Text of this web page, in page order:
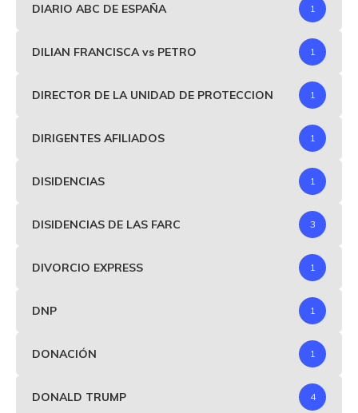
DIARIO ABC DE ESPAÑA 1
DILIAN FRANCISCA vs PETRO 1
DIRECTOR DE LA UNIDAD DE PROTECCION 1
DIRIGENTES AFILIADOS 1
DISIDENCIAS 1
DISIDENCIAS DE LAS FARC 3
DIVORCIO EXPRESS 1
DNP 1
DONACIÓN 1
DONALD TRUMP 4